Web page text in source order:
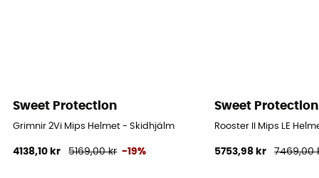
Sweet Protection
Grimnir 2Vi Mips Helmet - Skidhjälm
4138,10 kr 5169,00 kr -19%
Sweet Protection
Rooster II Mips LE
5753,98 kr 7469,00